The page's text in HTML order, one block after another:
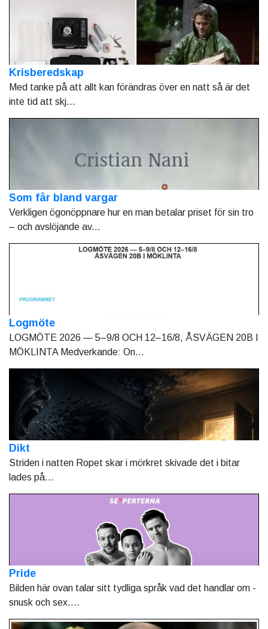
Krisberedskap
Med tanke på att allt kan förändras över en natt så är det
inte tid att skj...
Som får bland vargar
Verkligen ögonöppnare hur en man betalar priset för sin tro
– och avslöjande av...
Logmöte
LOGMÖTE 2026 — 5–9/8 OCH 12–16/8, ÅSVÄGEN 20B I
MÖKLINTA Medverkande: On...
Dikt
Striden i natten Ropet skar i mörkret skivade det i bitar
lades på...
Pride
Bilden här ovan talar sitt tydliga språk vad det handlar om -
snusk och sex....